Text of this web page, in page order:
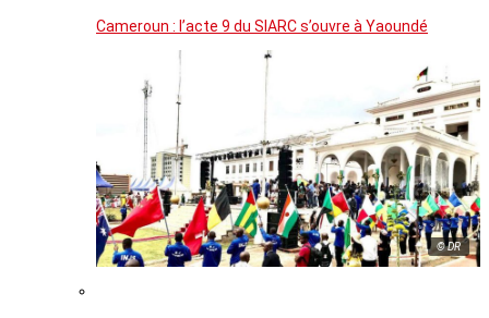
Cameroun : l’acte 9 du SIARC s’ouvre à Yaoundé
© DR